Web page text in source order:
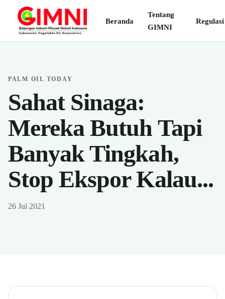
Beranda
Tentang
GIMNI
Regulasi
PALM OIL TODAY
Sahat Sinaga:
Mereka Butuh Tapi
Banyak Tingkah,
Stop Ekspor Kalau...
26 Jul 2021